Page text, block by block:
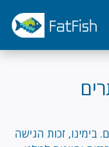
בימינו, זכות הגישה